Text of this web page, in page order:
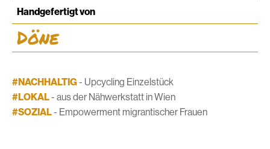
Handgefertigt von
Döne
#NACHHALTIG- Upcycling Einzelstück
#LOKAL- aus der Nähwerkstatt in Wien
#SOZIAL- Empowerment migrantischer Frauen